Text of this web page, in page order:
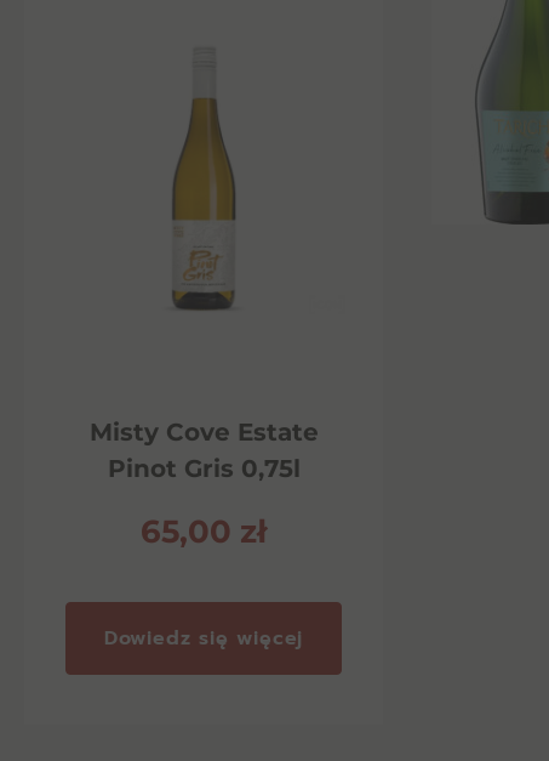
Misty Cove Estate
Pinot Gris 0,75l
65,00 zł
Dowiedz się więcej